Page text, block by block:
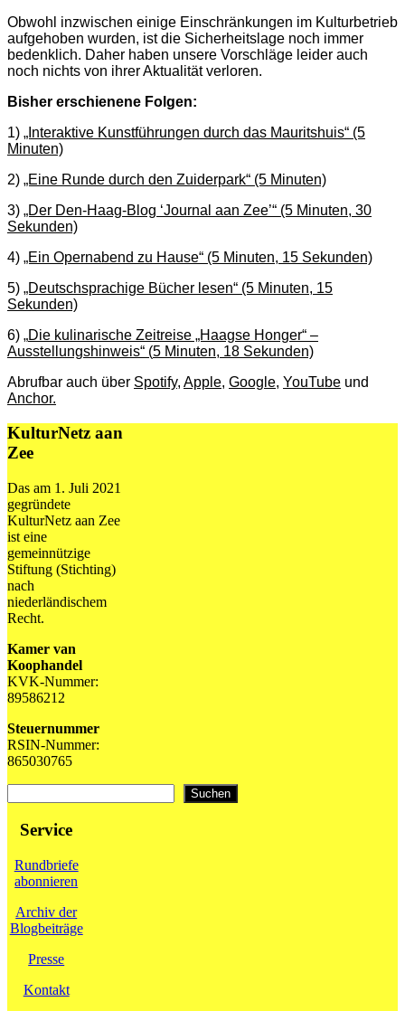
Obwohl inzwischen einige Einschränkungen im Kulturbetrieb
aufgehoben wurden, ist die Sicherheitslage noch immer
bedenklich. Daher haben unsere Vorschläge leider auch
noch nichts von ihrer Aktualität verloren.
Bisher erschienene Folgen:
1) „Interaktive Kunstführungen durch das Mauritshuis“ (5
Minuten)
2) „Eine Runde durch den Zuiderpark“ (5 Minuten)
3) „Der Den-Haag-Blog ‘Journal aan Zee’“ (5 Minuten, 30
Sekunden)
4) „Ein Opernabend zu Hause“ (5 Minuten, 15 Sekunden)
5) „Deutschsprachige Bücher lesen“ (5 Minuten, 15
Sekunden)
6) „Die kulinarische Zeitreise „Haagse Honger“ –
Ausstellungshinweis“ (5 Minuten, 18 Sekunden)
Abrufbar auch über Spotify, Apple, Google, YouTube und
Anchor.
KulturNetz aan
Zee
Das am 1. Juli 2021
gegründete
KulturNetz aan Zee
ist eine
gemeinnützige
Stiftung (Stichting)
nach
niederländischem
Recht.
Kamer van
Koophandel
KVK-Nummer:
89586212
Steuernummer
RSIN-Nummer:
865030765
Suchen
Service
Rundbriefe
abonnieren
Archiv der
Blogbeiträge
Presse
Kontakt